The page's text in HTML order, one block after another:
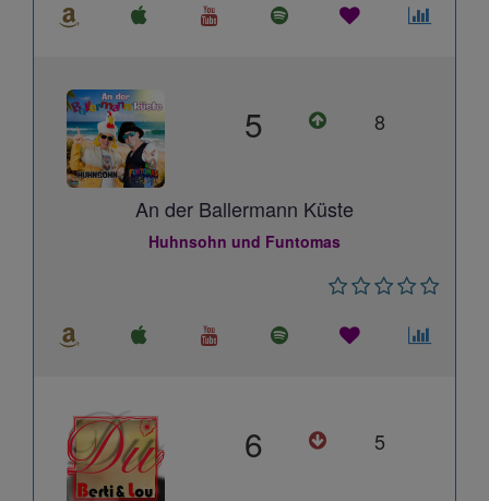
5 8
An der Ballermann Küste
Huhnsohn und Funtomas
6 5